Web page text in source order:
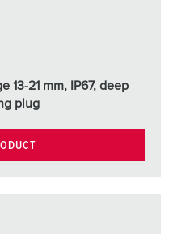
13-21 mm, IP67, deep
plug